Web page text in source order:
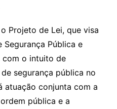
Projeto de Lei, que visa
Pública e
com o intuito de
segurança pública no
atuação conjunta com a
pública e a